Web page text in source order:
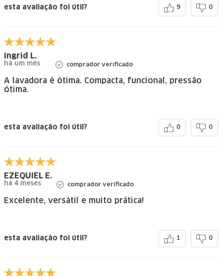
esta avaliação foi útil? 9 0
Ingrid L.
há um mês comprador verificado
A lavadora é ótima. Compacta, funcional, pressão
ótima.
esta avaliação foi útil? 0 0
EZEQUIEL E.
há 4 meses comprador verificado
Excelente, versátil e muito prática!
esta avaliação foi útil? 1 0